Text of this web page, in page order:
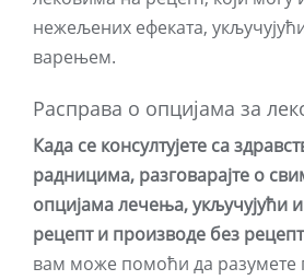
нежељених ефеката,
варењем.
Расправа о опцијама за
Када се консултујете са
радницима, разговарајте о
опцијама лечења, укључујући
рецепт и производе без
вам може помоћи да разумете